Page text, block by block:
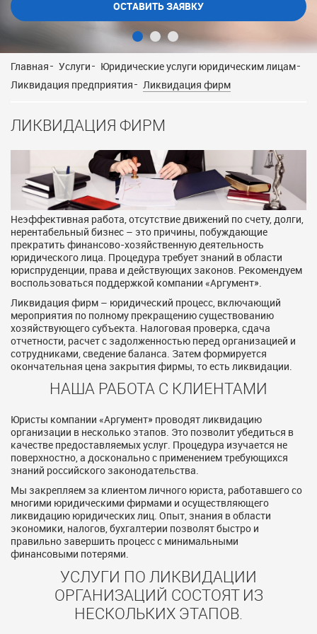
Главная Услуги
Юридические услуги юридическим лицам
Ликвидация предприятия
Ликвидация фирм
ЛИКВИДАЦИЯ ФИРМ
Неэффективная работа, отсутствие движений по счету, долги,
нерентабельный бизнес – это причины, побуждающие
прекратить финансово-хозяйственную деятельность
юридического лица. Процедура требует знаний в области
юриспруденции, права и действующих законов. Рекомендуем
воспользоваться поддержкой компании «Аргумент».
Ликвидация фирм – юридический процесс, включающий
мероприятия по полному прекращению существованию
хозяйствующего субъекта. Налоговая проверка, сдача
отчетности, расчет с задолженностью перед организацией и
сотрудниками, сведение баланса. Затем формируется
окончательная цена закрытия фирмы, то есть ликвидации.
НАША РАБОТА С КЛИЕНТАМИ
Юристы компании «Аргумент» проводят ликвидацию
организации в несколько этапов. Это позволит убедиться в
качестве предоставляемых услуг. Процедура изучается не
поверхностно, а досконально с применением требующихся
знаний российского законодательства.
Мы закрепляем за клиентом личного юриста, работавшего со
многими юридическими фирмами и осуществляющего
ликвидацию юридических лиц. Опыт, знания в области
экономики, налогов, бухгалтерии позволят быстро и
правильно завершить процесс с минимальными
финансовыми потерями.
УСЛУГИ ПО ЛИКВИДАЦИИ
ОРГАНИЗАЦИЙ СОСТОЯТ ИЗ
НЕСКОЛЬКИХ ЭТАПОВ.